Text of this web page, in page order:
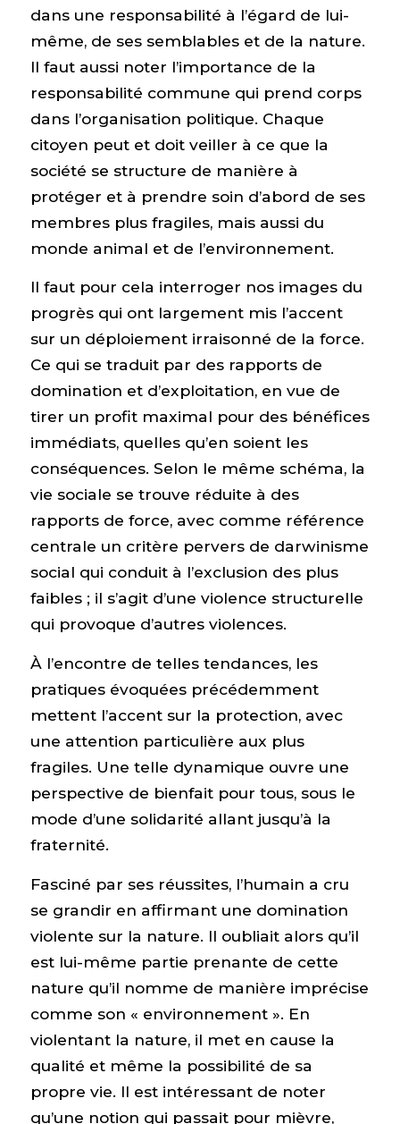
dans une responsabilité à l’égard de lui-
même, de ses semblables et de la nature.
Il faut aussi noter l’importance de la
responsabilité commune qui prend corps
dans l’organisation politique. Chaque
citoyen peut et doit veiller à ce que la
société se structure de manière à
protéger et à prendre soin d’abord de ses
membres plus fragiles, mais aussi du
monde animal et de l’environnement.
Il faut pour cela interroger nos images du
progrès qui ont largement mis l’accent
sur un déploiement irraisonné de la force.
Ce qui se traduit par des rapports de
domination et d’exploitation, en vue de
tirer un profit maximal pour des bénéfices
immédiats, quelles qu’en soient les
conséquences. Selon le même schéma, la
vie sociale se trouve réduite à des
rapports de force, avec comme référence
centrale un critère pervers de darwinisme
social qui conduit à l’exclusion des plus
faibles ; il s’agit d’une violence structurelle
qui provoque d’autres violences.
À l’encontre de telles tendances, les
pratiques évoquées précédemment
mettent l’accent sur la protection, avec
une attention particulière aux plus
fragiles. Une telle dynamique ouvre une
perspective de bienfait pour tous, sous le
mode d’une solidarité allant jusqu’à la
fraternité.
Fasciné par ses réussites, l’humain a cru
se grandir en affirmant une domination
violente sur la nature. Il oubliait alors qu’il
est lui-même partie prenante de cette
nature qu’il nomme de manière imprécise
comme son « environnement ». En
violentant la nature, il met en cause la
qualité et même la possibilité de sa
propre vie. Il est intéressant de noter
qu’une notion qui passait pour mièvre,